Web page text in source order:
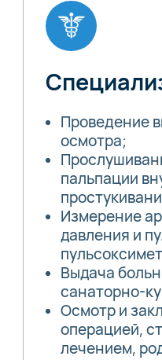
Проведение
осмотра;
пальпации
Измерение
давления и
Выдача
санаторно-
Осмотр и
операцией,
лечением,